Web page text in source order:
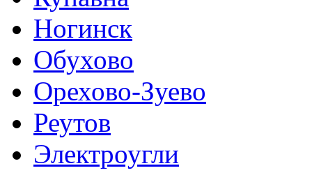
Ногинск
Обухово
Орехово-Зуево
Реутов
Электроугли